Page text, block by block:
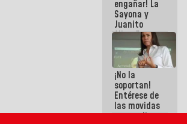
promover el
caos
engañar! La
Sayona y
Juanito
Alimaña son
harina del
mismo
costal
¡No la
soportan!
Entérese de
las movidas
que realizan